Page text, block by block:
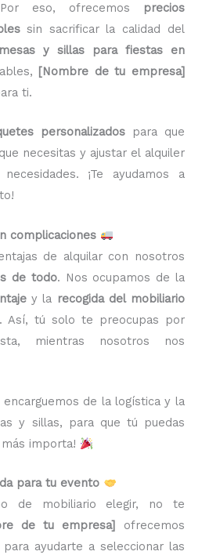
eso, ofrecemos
precios
sin sacrificar la calidad del
mesas y sillas para fiestas en
[Nombre de tu empresa]
ti.
personalizadospara que
necesitas y ajustar el alquiler
¡Te ayudamos a
complicaciones
de alquilar con nosotros
de todo. Nos ocupamos de la
y la recogida del mobiliario
Así, tú solo te preocupas por
mientras nosotros nos
encarguemos de la logística y la
y sillas, para que tú puedas
importa!
para tu evento
de mobiliario elegir, no te
de tu empresa]
ofrecemos
ayudarte a seleccionar las